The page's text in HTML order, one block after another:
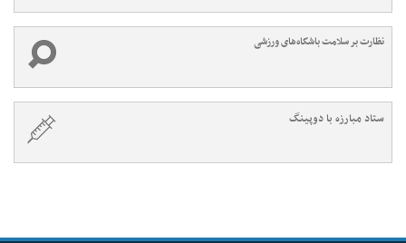
نظارت بر سلامت باشگاه‌های ورزشی
ستاد مبارزه با دوپینگ